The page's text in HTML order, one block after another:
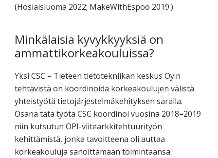
(Hosiaisluoma 2022; MakeWithEspoo 2019.)
Minkälaisia kyvykkyyksiä on
ammattikorkeakouluissa?
Yksi CSC – Tieteen tietotekniikan keskus Oy:n
tehtävistä on koordinoida korkeakoulujen välistä
yhteistyötä tietojärjestelmäkehityksen saralla.
Osana tätä työtä CSC koordinoi vuosina 2018–2019
niin kutsutun OPI-viitearkkitehtuurityön
kehittämistä, jonka tavoitteena oli auttaa
korkeakouluja sanoittamaan toimintaansa